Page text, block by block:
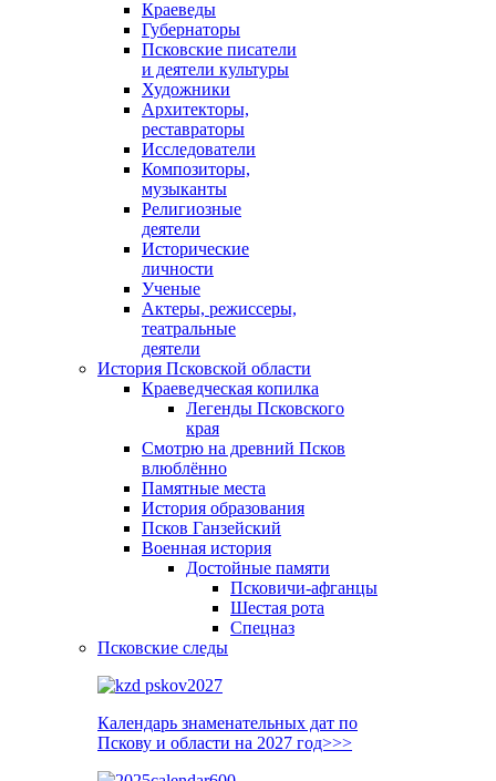
Краеведы
Губернаторы
Псковские писатели
и деятели культуры
Художники
Архитекторы,
реставраторы
Исследователи
Композиторы,
музыканты
Религиозные
деятели
Исторические
личности
Ученые
Актеры, режиссеры,
театральные
деятели
История Псковской области
Краеведческая копилка
Легенды Псковского
края
Смотрю на древний Псков
влюблённо
Памятные места
История образования
Псков Ганзейский
Военная история
Достойные памяти
Псковичи-афганцы
Шестая рота
Спецназ
Псковские следы
Календарь знаменательных дат по
Пскову и области на 2027 год>>>